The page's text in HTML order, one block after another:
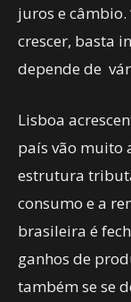
juros e câmbio.
crescer, basta
depende de
Lisboa
país vão muito
estrutura
consumo e a
brasileira é
ganhos de
também se se